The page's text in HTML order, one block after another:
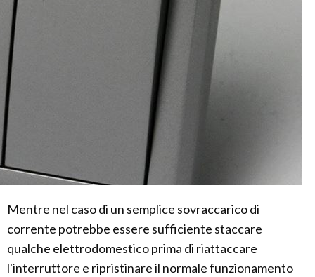
Mentre nel caso di un semplice sovraccarico di
corrente potrebbe essere sufficiente staccare
qualche elettrodomestico prima di riattaccare
l'interruttore e ripristinare il normale funzionamento